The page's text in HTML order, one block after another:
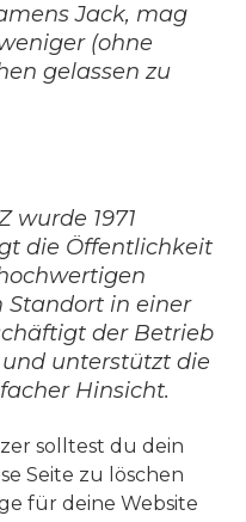
Jack, mag
(ohne
gelassen zu
wurde 1971
die Öffentlichkeit
Standort in einer
der Betrieb
unterstützt die
Hinsicht.
solltest du dein
Seite zu löschen
für deine Website